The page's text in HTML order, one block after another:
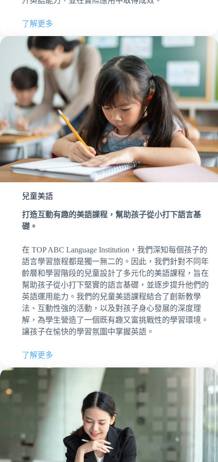
了解更多
兒童美語
打造互動有趣的美語課程，幫助孩子從小打下語言基
礎。
在 TOP ABC Language Institution，我們深知每個孩子的
語言學習旅程都是獨一無二的。因此，我們針對不同年
齡層和學習階段的兒童設計了多元化的美語課程，旨在
幫助孩子從小打下堅實的語言基礎，並逐步提升他們的
英語運用能力。我們的兒童美語課程結合了創新教學
法、互動性強的活動，以及對孩子身心發展的深度理
解，為學生營造了一個既有趣又富挑戰性的學習環境。
讓孩子在愉快的學習氛圍中掌握英語。
了解更多